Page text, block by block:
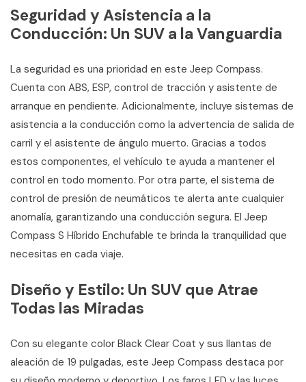
Seguridad y Asistencia a la
Conducción: Un SUV a la Vanguardia
La seguridad es una prioridad en este Jeep Compass.
Cuenta con ABS, ESP, control de tracción y asistente de
arranque en pendiente. Adicionalmente, incluye sistemas de
asistencia a la conducción como la advertencia de salida de
carril y el asistente de ángulo muerto. Gracias a todos
estos componentes, el vehículo te ayuda a mantener el
control en todo momento. Por otra parte, el sistema de
control de presión de neumáticos te alerta ante cualquier
anomalía, garantizando una conducción segura. El Jeep
Compass S Híbrido Enchufable te brinda la tranquilidad que
necesitas en cada viaje.
Diseño y Estilo: Un SUV que Atrae
Todas las Miradas
Con su elegante color Black Clear Coat y sus llantas de
aleación de 19 pulgadas, este Jeep Compass destaca por